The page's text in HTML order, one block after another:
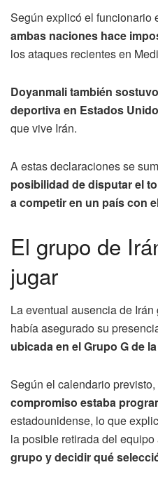
Según explicó el funcionario
ambas naciones hace
los ataques recientes en
Doyanmali también
deportiva en Estados
que vive Irán.
A estas declaraciones se
posibilidad de disputar el
a competir en un país con
El grupo de
jugar
La eventual ausencia de
había asegurado su
ubicada en el Grupo G de
Según el calendario previsto,
compromiso estaba
estadounidense, lo que
la posible retirada del equipo
grupo y decidir qué